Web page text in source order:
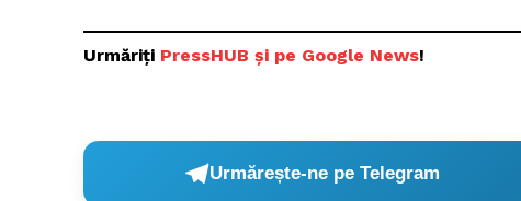
Urmăriți PressHUB și pe Google News!
Urmărește-ne pe Telegram